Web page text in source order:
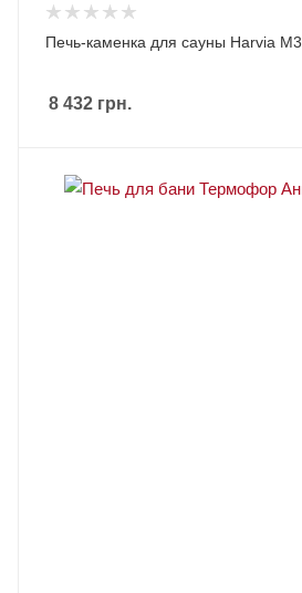
Печь-каменка для сауны Harvia M3
8 432 грн.